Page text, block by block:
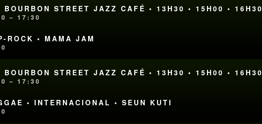
BOURBON STREET JAZZ CAFÉ • 13H30 • 15H00 • 16H30
– 17:30
ROCK • MAMA JAM
BOURBON STREET JAZZ CAFÉ • 13H30 • 15H00 • 16H30
– 17:30
• INTERNACIONAL • SEUN KUTI